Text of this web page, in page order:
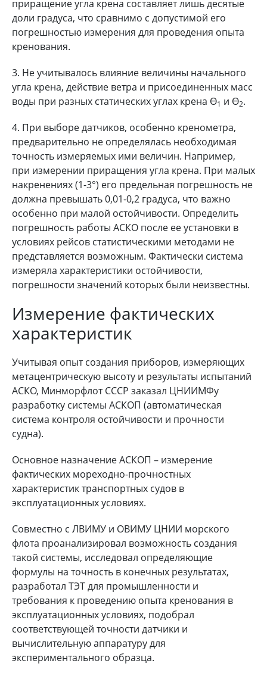
приращение угла крена составляет лишь десятые
доли градуса, что сравнимо с допустимой его
погрешностью измерения для проведения опыта
кренования.
3. Не учитывалось влияние величины начального
угла крена, действие ветра и присоединенных масс
воды при разных статических углах крена Ө1 и Ө2.
4. При выборе датчиков, особенно кренометра,
предварительно не определялась необходимая
точность измеряемых ими величин. Например,
при измерении приращения угла крена. При малых
накренениях (1-3°) его предельная погрешность не
должна превышать 0,01-0,2 градуса, что важно
особенно при малой остойчивости. Определить
погрешность работы АСКО после ее установки в
условиях рейсов статистическими методами не
представляется возможным. Фактически система
измеряла характеристики остойчивости,
погрешности значений которых были неизвестны.
Измерение фактических
характеристик
Учитывая опыт создания приборов, измеряющих
метацентрическую высоту и результаты испытаний
АСКО, Минморфлот СССР заказал ЦНИИМФу
разработку системы АСКОП (автоматическая
система контроля остойчивости и прочности
судна).
Основное назначение АСКОП – измерение
фактических мореходно-прочностных
характеристик транспортных судов в
эксплуатационных условиях.
Совместно с ЛВИМУ и ОВИМУ ЦНИИ морского
флота проанализировал возможность создания
такой системы, исследовал определяющие
формулы на точность в конечных результатах,
разработал ТЭТ для промышленности и
требования к проведению опыта кренования в
эксплуатационных условиях, подобрал
соответствующей точности датчики и
вычислительную аппаратуру для
экспериментального образца.